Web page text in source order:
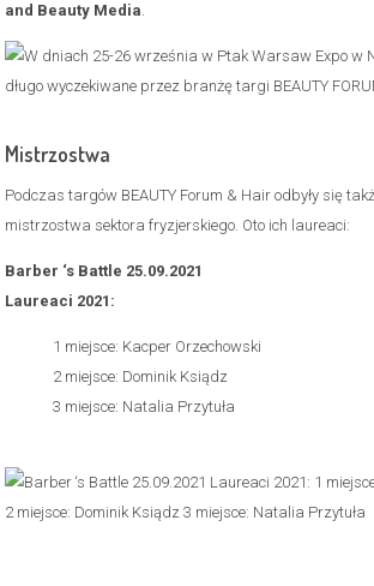
and Beauty Media
Mistrzostwa
Podczas targów BEAUTY Forum & Hair odbyły się
mistrzostwa sektora fryzjerskiego. Oto ich laureaci:
Barber ‘s Battle 25.09.2021
Laureaci 2021:
1 miejsce: Kacper Orzechowski
2 miejsce: Dominik Ksiądz
3 miejsce: Natalia Przytuła